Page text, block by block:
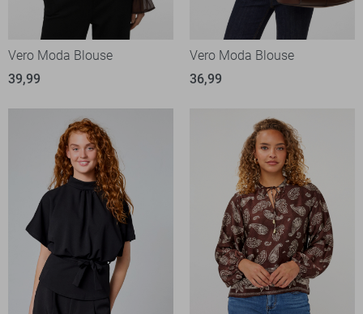
Vero Moda Blouse
39,99
Vero Moda Blouse
36,99